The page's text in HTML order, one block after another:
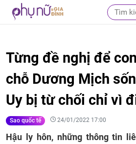
Từng đề nghị để
chỗ Dương Mịch
Uy bị từ chối chỉ vì
Sao quốc tế 24/01/2022 17:00
Hậu ly hôn, những thông tin